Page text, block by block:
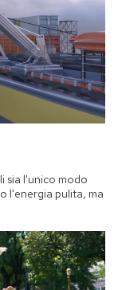
sia l'unico modo
l'energia pulita, ma